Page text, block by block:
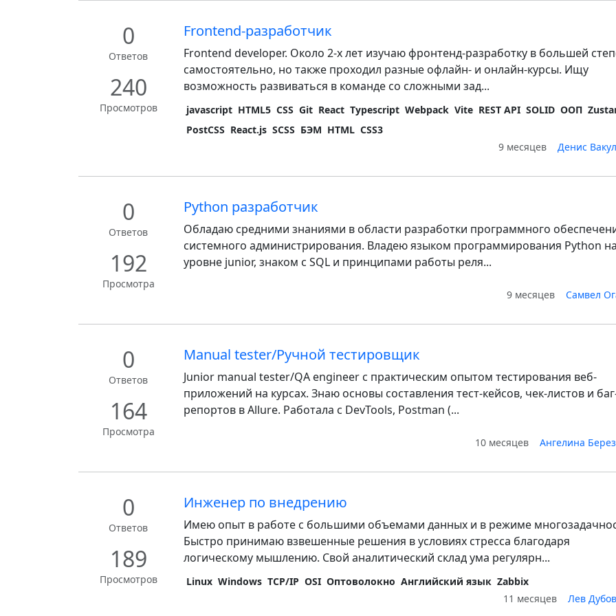
0
Ответов
240
Просмотров
Frontend-разработчик
Frontend developer. Около 2-х лет изучаю фронтенд-разработку в большей
самостоятельно, но также проходил разные офлайн- и онлайн-курсы. Ищу
возможность развиваться в команде со сложными зад...
javascript HTML5 CSS Git React Typescript Webpack Vite REST API SOLID ООП
PostCSS React.js SCSS БЭМ HTML CSS3
9 месяцев
Денис
0
Ответов
192
Просмотра
Python разработчик
Обладаю средними знаниями в области разработки программного
системного администрирования. Владею языком программирования Python на
уровне junior, знаком с SQL и принципами работы реля...
9 месяцев Самвел
0
Ответов
164
Просмотра
Manual tester/Ручной тестировщик
Junior manual tester/QA engineer с практическим опытом тестирования веб-
приложений на курсах. Знаю основы составления тест-кейсов, чек-листов и
репортов в Allure. Работала с DevTools, Postman (...
10 месяцев Ангелина
0
Ответов
189
Просмотров
Инженер по внедрению
Имею опыт в работе с большими объемами данных и в режиме
Быстро принимаю взвешенные решения в условиях стресса благодаря
логическому мышлению. Свой аналитический склад ума регулярн...
Linux Windows TCP/IP OSI Оптоволокно Английский язык Zabbix
11 месяцев
Лев